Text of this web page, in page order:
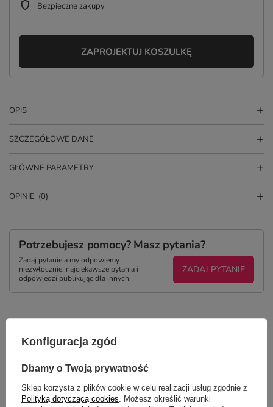
Bezpieczne zakupy
ZAPROJEKTUJ KOSZULKĘ
OPIS
SZCZEGÓŁOWE DANE
GŁÓWNE PARAMETRY
OPINIE (0)
Potrzebujesz pomocy? Masz pytania?
Zadaj pytanie a my odpowiemy
niezwłocznie, najciekawsze pytania i
odpowiedzi publikując dla innych.
ZADAJ PYTANIE
TYM TOWAREM
Konfiguracja zgód
Dbamy o Twoją prywatność
Sklep korzysta z plików cookie w celu realizacji usług zgodnie z
Polityką dotyczącą cookies . Możesz określić warunki